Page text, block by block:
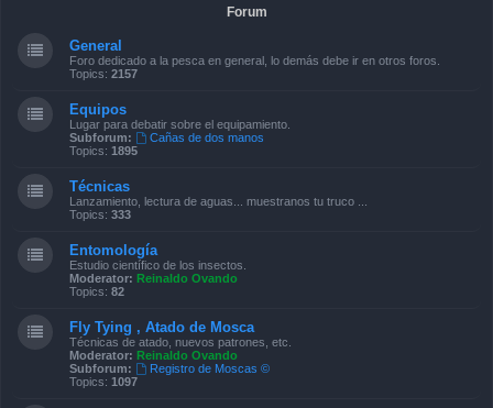
Forum
General
Foro dedicado a la pesca en general, lo demás debe ir en otros foros.
Topics: 2157
Equipos
Lugar para debatir sobre el equipamiento.
Subforum:
Cañas de dos manos
Topics: 1895
Técnicas
Lanzamiento, lectura de aguas... muestranos tu truco ...
Topics: 333
Entomología
Estudio científico de los insectos.
Moderator: Reinaldo Ovando
Topics: 82
Fly Tying , Atado de Mosca
Técnicas de atado, nuevos patrones, etc.
Moderator: Reinaldo Ovando
Subforum:
Registro de Moscas ©
Topics: 1097